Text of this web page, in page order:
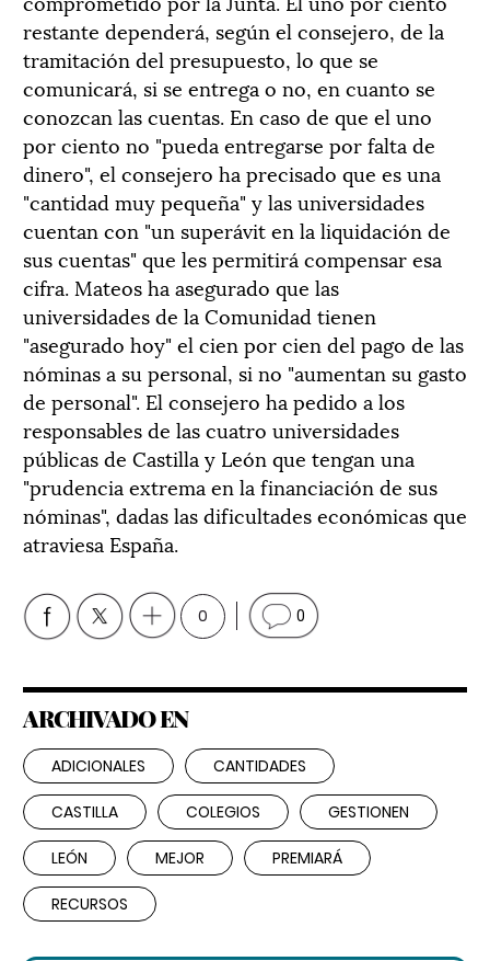
restante dependerá, según el consejero, de la
tramitación del presupuesto, lo que se
comunicará, si se entrega o no, en cuanto se
conozcan las cuentas. En caso de que el uno
por ciento no "pueda entregarse por falta de
dinero", el consejero ha precisado que es una
"cantidad muy pequeña" y las universidades
cuentan con "un superávit en la liquidación de
sus cuentas" que les permitirá compensar esa
cifra. Mateos ha asegurado que las
universidades de la Comunidad tienen
"asegurado hoy" el cien por cien del pago de las
nóminas a su personal, si no "aumentan su gasto
de personal". El consejero ha pedido a los
responsables de las cuatro universidades
públicas de Castilla y León que tengan una
"prudencia extrema en la financiación de sus
nóminas", dadas las dificultades económicas que
atraviesa España.
0 0
ARCHIVADO EN
ADICIONALES CANTIDADES
CASTILLA COLEGIOS GESTIONEN
LEÓN MEJOR PREMIARÁ
RECURSOS